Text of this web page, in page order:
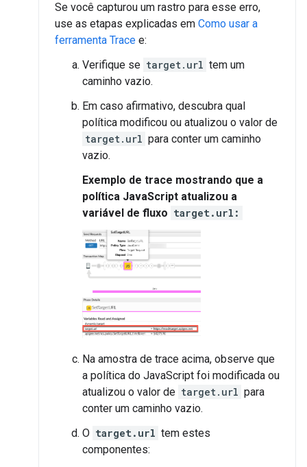
Se você capturou um rastro para esse erro,
use as etapas explicadas em Como usar a
ferramenta Trace e:
Verifique se target.url tem um
caminho vazio.
Em caso afirmativo, descubra qual
política modificou ou atualizou o valor de
target.url para conter um caminho
vazio.
Exemplo de trace mostrando que a
política JavaScript atualizou a
variável de fluxo target.url:
Na amostra de trace acima, observe que
a política do JavaScript foi modificada ou
atualizou o valor de target.url para
conter um caminho vazio.
O target.url tem estes
componentes: